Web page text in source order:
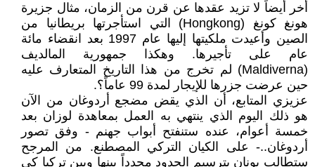
أخر أيضاً لا تزيد عقدها عن قرن من الزمان، مثال جزيرة
هونغ كونغ (Hongkong) التي استأجرتها بريطانيا من
الصين وأعيدت ملكيتها إليها عام 1997 بعد انقضاء مائة
عام على تأجيرها. وهكذا جمهورية المالديف
(Maldiverna) لم تخرج من هذا التاريخ المتعارف عليه
حين عرضت جزرها للإيجار لمدة 99 عاماً؟.
عزيزي المتابع، أن الذي يقض مضجع أردوغان من الآن
هو ذلك اليوم الذي ينتهي به العمل بمعاهدة لوزان بعد
خمسة أعوام، عنده ستنفتح أبواب جهنم - وفق تصور
أردوغان..- على الكيان التركي المصطنع. من المرجح
ستطالب يونان بترسيم الحدود مجدداً بينها وبين تركيا كي